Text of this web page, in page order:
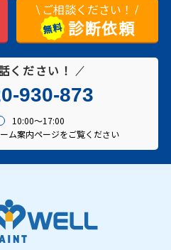
ご相談ください！
診断依頼
ください！
930-873
10:00～17:00
ム案内ページをご覧ください